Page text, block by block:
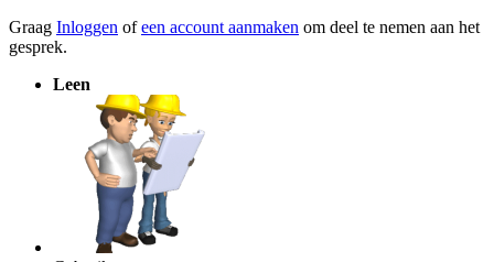
Graag Inloggen ofeen account aanmaken om deel te nemen aan het
gesprek.
Leen